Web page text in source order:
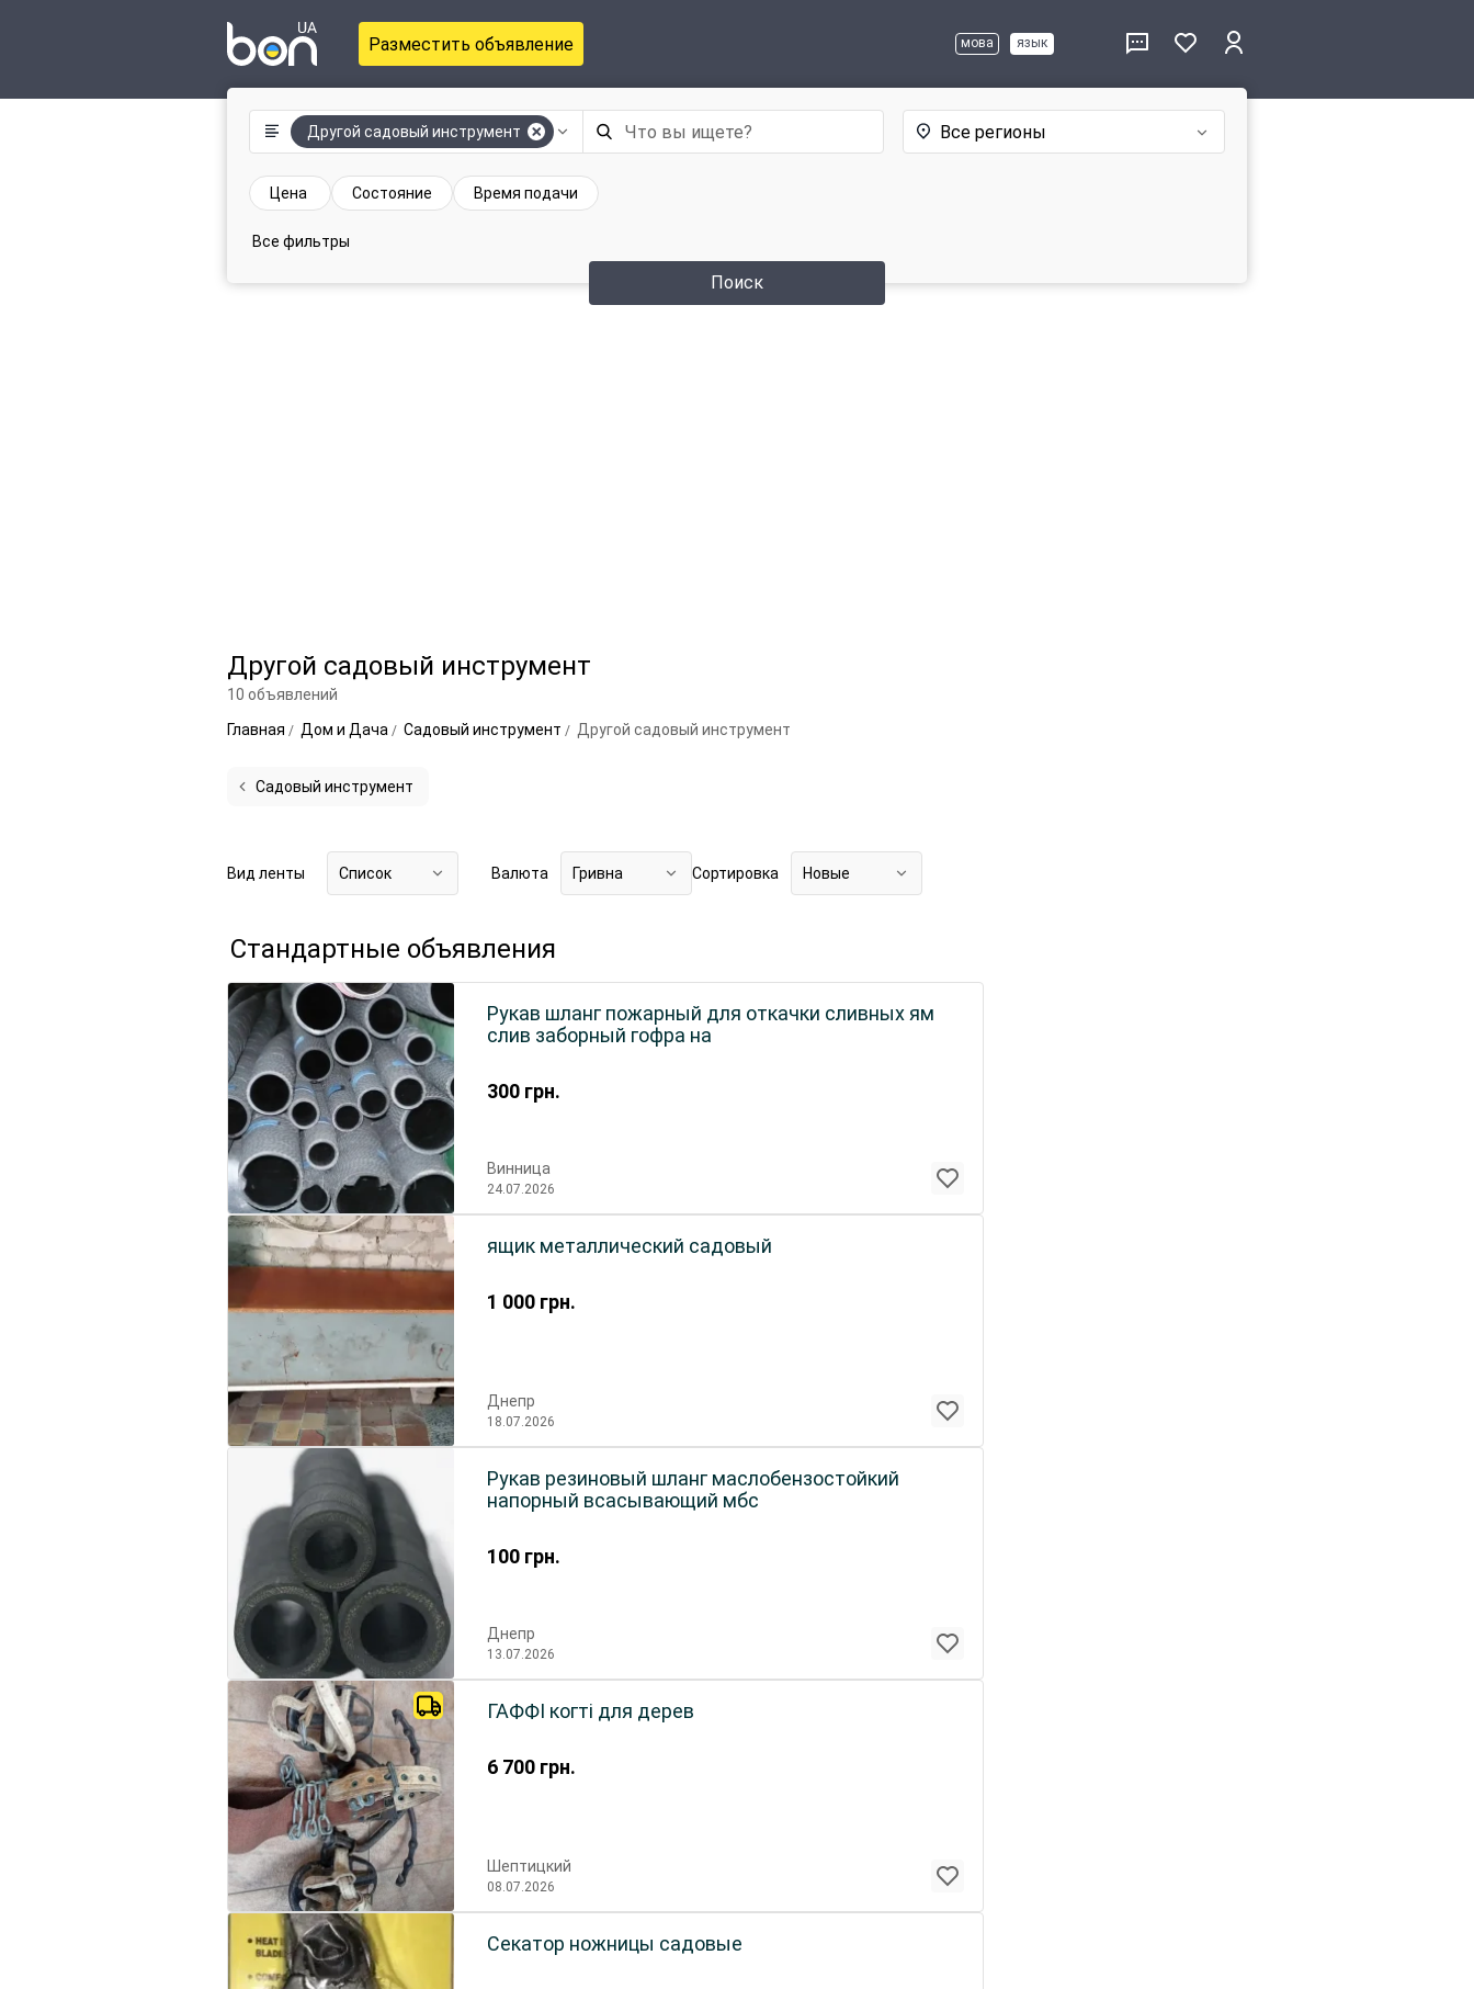
Разместить объявление мова язык
Другой садовый инструмент Все регионы
Поиск
Цена Состояние Время подачи
Все фильтры
Другой садовый инструмент
10 объявлений
Главная
Дом и Дача Садовый инструмент Другой садовый инструмент
Садовый инструмент
Вид ленты Список Валюта Гривна Сортировка Новые
Стандартные объявления
300 грн.
Рукав шланг пожарный для откачки сливных ям
слив заборный гофра на
Винница
24.07.2026
1 000 грн.
ящик металлический садовый
Днепр
18.07.2026
100 грн.
Рукав резиновый шланг маслобензостойкий
напорный всасывающий мбс
Днепр
13.07.2026
6 700 грн.
ГАФФІ когті для дерев
Шептицкий
08.07.2026
Секатор ножницы садовые